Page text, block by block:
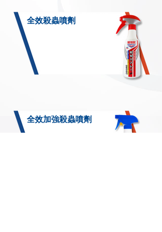
全效殺蟲噴劑
全效加強殺蟲噴劑